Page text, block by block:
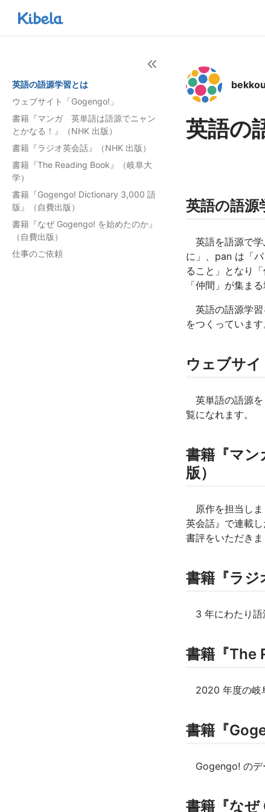
英語の語源学習とは
ウェブサイト「Gogengo!」
書籍『マンガ 英単語は語源でニャン
とかなる！』（NHK 出版）
書籍『ラジオ英会話』（NHK 出版）
書籍『The Reading Book』（岐阜大
学）
書籍『Gogengo! Dictionary 3,000 語
版』（自費出版）
書籍『なぜ Gogengo! を始めたのか』
（自費出版）
仕事のご依頼
英語の
英語の語源
英語を語源で
に」、pan は「
ること」となり
「仲間」が集ま
英語の語源学習
をつくっていま
ウェブサイ
英単語の語源を
覧になれます。
書籍『マ
版）
原作を担当しま
英会話』で連載
書評をいただきま
書籍『ラジ
3 年にわたり語
書籍『The
2020 年度の岐
書籍『
Gogengo! のデ
書籍『なぜ